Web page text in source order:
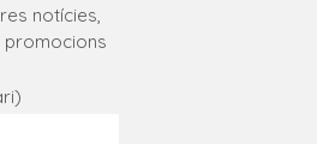
notícies,
promocions